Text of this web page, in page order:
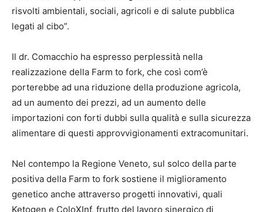
risvolti ambientali, sociali, agricoli e di salute pubblica
legati al cibo”.
Il dr. Comacchio ha espresso perplessità nella
realizzazione della Farm to fork, che così com’è
porterebbe ad una riduzione della produzione agricola,
ad un aumento dei prezzi, ad un aumento delle
importazioni con forti dubbi sulla qualità e sulla sicurezza
alimentare di questi approvvigionamenti extracomunitari.
Nel contempo la Regione Veneto, sul solco della parte
positiva della Farm to fork sostiene il miglioramento
genetico anche attraverso progetti innovativi, quali
Ketogen e ColoXInf, frutto del lavoro sinergico di